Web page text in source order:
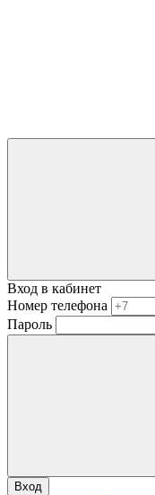
Вход в кабинет
Номер телефона
Пароль
Вход